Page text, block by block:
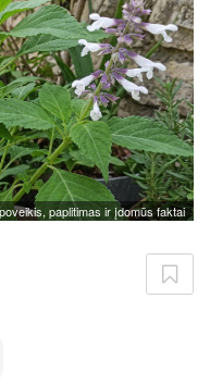
paplitimas ir įdomūs faktai